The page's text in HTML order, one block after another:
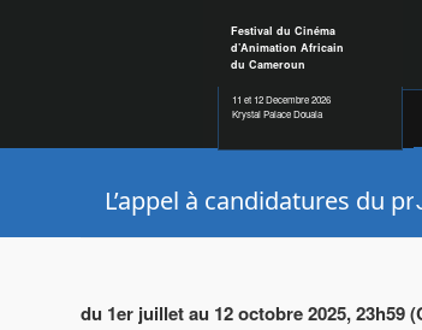
Festival du Cinéma
d’Animation Africain
du Cameroun
11 et 12 Decembre 2026
Krystal Palace Douala
L’appel à candidatures du
du 1er juillet au 12 octobre 2025, 23h59